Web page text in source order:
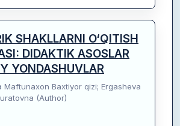
SHAKLLARNI O‘QITISH
DIDAKTIK ASOSLAR
YONDASHUVLAR
Maftunaxon Baxtiyor qizi; Ergasheva
(Author)